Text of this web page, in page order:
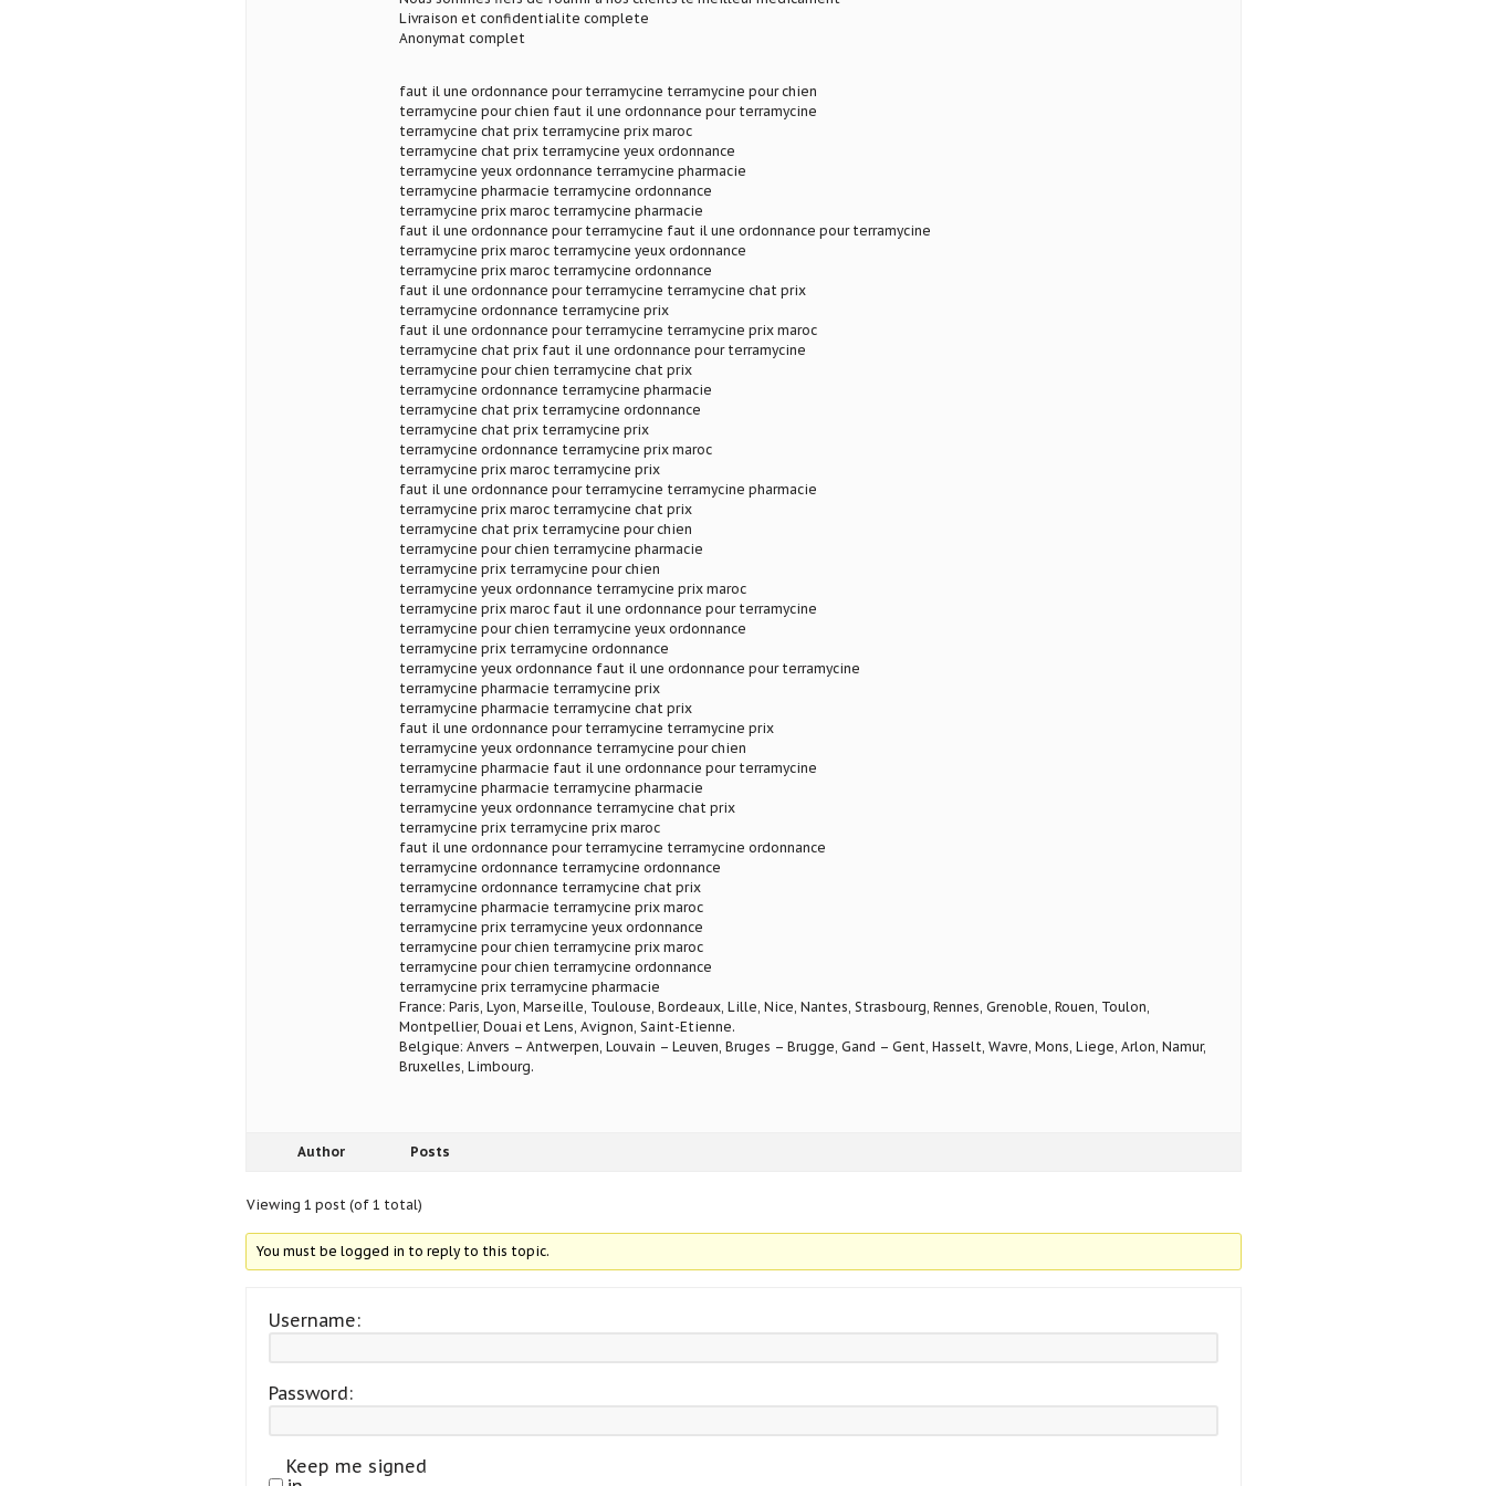
Livraison et confidentialite complete
Anonymat complet
faut il une ordonnance pour terramycine terramycine pour chien
terramycine pour chien faut il une ordonnance pour terramycine
terramycine chat prix terramycine prix maroc
terramycine chat prix terramycine yeux ordonnance
terramycine yeux ordonnance terramycine pharmacie
terramycine pharmacie terramycine ordonnance
terramycine prix maroc terramycine pharmacie
faut il une ordonnance pour terramycine faut il une ordonnance pour terramycine
terramycine prix maroc terramycine yeux ordonnance
terramycine prix maroc terramycine ordonnance
faut il une ordonnance pour terramycine terramycine chat prix
terramycine ordonnance terramycine prix
faut il une ordonnance pour terramycine terramycine prix maroc
terramycine chat prix faut il une ordonnance pour terramycine
terramycine pour chien terramycine chat prix
terramycine ordonnance terramycine pharmacie
terramycine chat prix terramycine ordonnance
terramycine chat prix terramycine prix
terramycine ordonnance terramycine prix maroc
terramycine prix maroc terramycine prix
faut il une ordonnance pour terramycine terramycine pharmacie
terramycine prix maroc terramycine chat prix
terramycine chat prix terramycine pour chien
terramycine pour chien terramycine pharmacie
terramycine prix terramycine pour chien
terramycine yeux ordonnance terramycine prix maroc
terramycine prix maroc faut il une ordonnance pour terramycine
terramycine pour chien terramycine yeux ordonnance
terramycine prix terramycine ordonnance
terramycine yeux ordonnance faut il une ordonnance pour terramycine
terramycine pharmacie terramycine prix
terramycine pharmacie terramycine chat prix
faut il une ordonnance pour terramycine terramycine prix
terramycine yeux ordonnance terramycine pour chien
terramycine pharmacie faut il une ordonnance pour terramycine
terramycine pharmacie terramycine pharmacie
terramycine yeux ordonnance terramycine chat prix
terramycine prix terramycine prix maroc
faut il une ordonnance pour terramycine terramycine ordonnance
terramycine ordonnance terramycine ordonnance
terramycine ordonnance terramycine chat prix
terramycine pharmacie terramycine prix maroc
terramycine prix terramycine yeux ordonnance
terramycine pour chien terramycine prix maroc
terramycine pour chien terramycine ordonnance
terramycine prix terramycine pharmacie
France: Paris, Lyon, Marseille, Toulouse, Bordeaux, Lille, Nice, Nantes, Strasbourg, Rennes, Grenoble, Rouen, Toulon,
Montpellier, Douai et Lens, Avignon, Saint-Etienne.
Belgique: Anvers – Antwerpen, Louvain – Leuven, Bruges – Brugge, Gand – Gent, Hasselt, Wavre, Mons, Liege, Arlon, Namur,
Bruxelles, Limbourg.
Author Posts
Viewing 1 post (of 1 total)
You must be logged in to reply to this topic.
Username:
Password:
Keep me signed